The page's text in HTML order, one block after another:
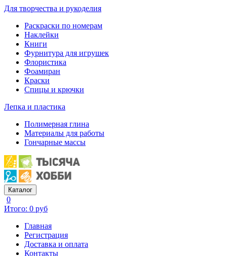
Для творчества и рукоделия
Раскраски по номерам
Наклейки
Книги
Фурнитура для игрушек
Флористика
Фоамиран
Краски
Спицы и крючки
Лепка и пластика
Полимерная глина
Материалы для работы
Гончарные массы
Каталог
0
Итого: 0 руб
Главная
Регистрация
Доставка и оплата
Контакты